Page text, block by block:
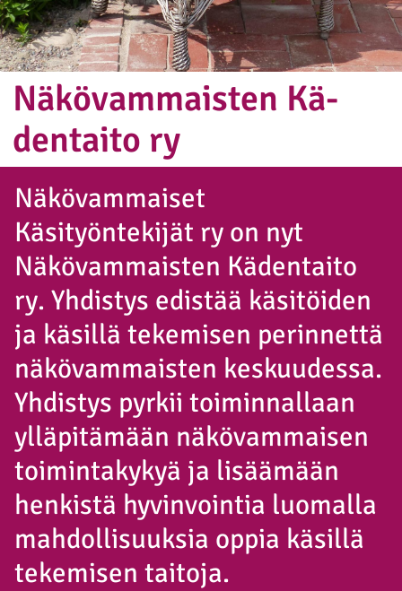
Nä­kö­vam­mais­ten Kä­
den­tai­to ry
Näkövammaiset
Käsityöntekijät ry on nyt
Näkövammaisten Kädentaito
ry. Yhdistys edistää käsitöiden
ja käsillä tekemisen perinnettä
näkövammaisten keskuudessa.
Yhdistys pyrkii toiminnallaan
ylläpitämään näkövammaisen
toimintakykyä ja lisäämään
henkistä hyvinvointia luomalla
mahdollisuuksia oppia käsillä
tekemisen taitoja.